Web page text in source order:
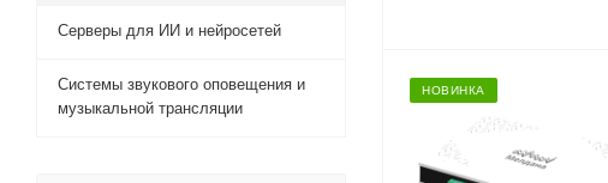
НОВИНКА
Серверы для ИИ и нейросетей
Системы звукового оповещения и
музыкальной трансляции